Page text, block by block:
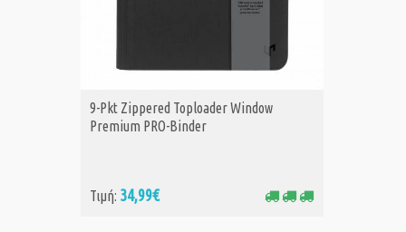
ΑΓΟΡΑ
9-Pkt Zippered Toploader Window
Premium PRO-Binder
Τιμή: 34,99€